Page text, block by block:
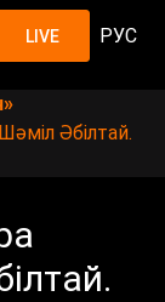
LIVE РУС
Әбілтай.